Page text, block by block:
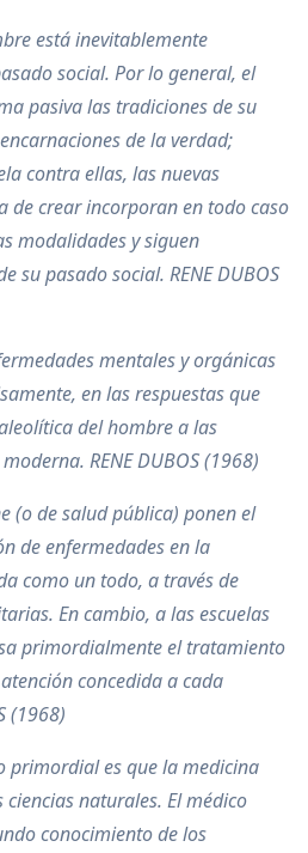
está inevitablemente
social. Por lo general, el
pasiva las tradiciones de su
de la verdad;
contra ellas, las nuevas
de crear incorporan en todo caso
modalidades y siguen
su pasado social. RENE DUBOS
mentales y orgánicas
en las respuestas que
del hombre a las
RENE DUBOS (1968)
(o de salud pública) ponen el
de enfermedades en la
como un todo, a través de
En cambio, a las escuelas
primordialmente el tratamiento
concedida a cada
(1968)
primordial es que la medicina
naturales. El médico
conocimiento de los